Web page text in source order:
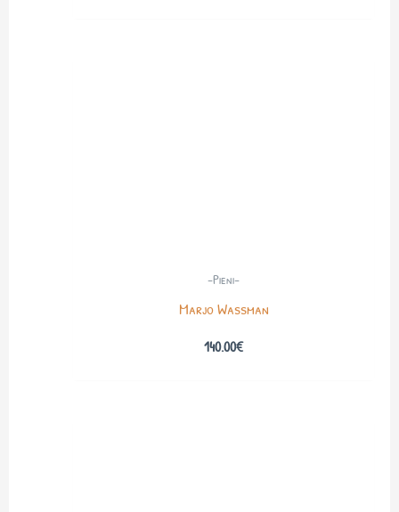
-Pieni-
Marjo Wassman
140.00€